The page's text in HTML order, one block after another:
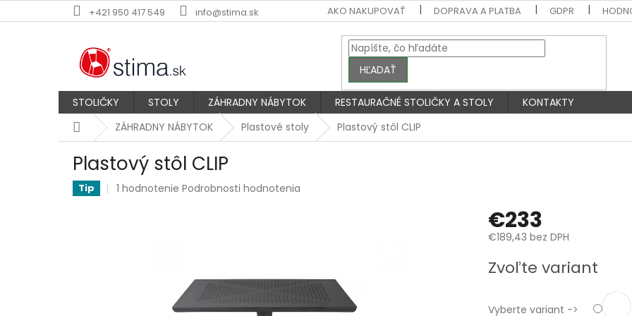
na
+421 950 417 549 info@stima.sk AKO NAKUPOVAŤ DOPRAVA A PLATBA GDPR
HĽADAŤ
STOLIČKY STOLY ZÁHRADNY NÁBYTOK RESTAURAČNÉ STOLIČKY A STOLY
KONTAKTY
DomovZÁHRADNY NÁBYTOK Plastové stoly Plastový stôl CLIP
Plastový stôl CLIP
Tip
Priemerné
1 hodnotenie Podrobnosti hodnotenia
€233
€189,43 bez DPH
cena:
Zvoľte variant
Vyberte variant ->